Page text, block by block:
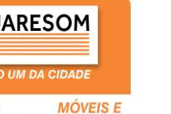
(507)
(152)
(72)